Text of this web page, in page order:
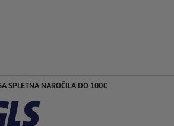
SPLETNA NAROČILA DO 100€